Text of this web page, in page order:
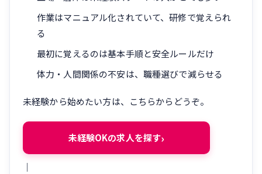
作業はマニュアル化されていて、研修で覚えられ
る
最初に覚えるのは基本手順と安全ルールだけ
体力・人間関係の不安は、職種選びで減らせる
未経験から始めたい方は、こちらからどうぞ。
未経験OKの求人を探す
｜